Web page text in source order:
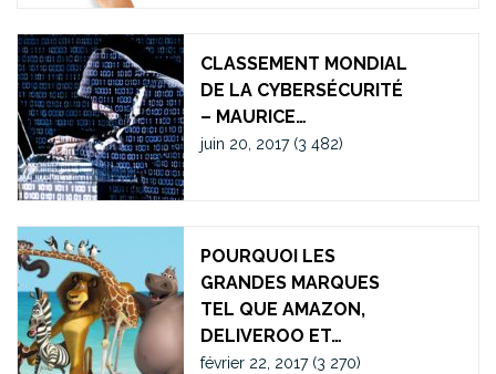
CLASSEMENT MONDIAL
DE LA CYBERSÉCURITÉ
– MAURICE…
juin 20, 2017 (3 482)
POURQUOI LES
GRANDES MARQUES
TEL QUE AMAZON,
DELIVEROO ET…
février 22, 2017 (3 270)